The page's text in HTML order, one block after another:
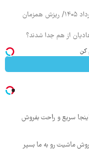
قیمت محصولات ایران خودرو چهارشنبه ۱۴ مرداد ۱۴۰۵/ ریزش همزمان
از هم جدا شدند؟
ماشیت رو به ما بسپر